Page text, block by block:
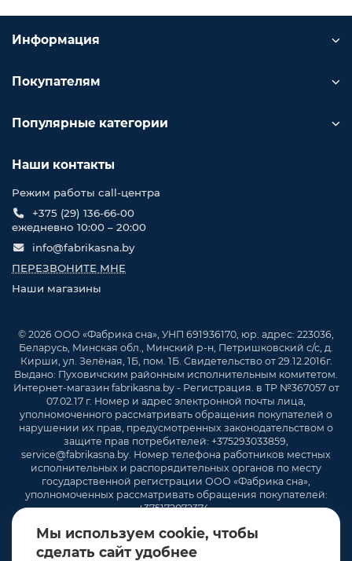
Мы используем cookie, чтобы
сделать сайт удобнее
Информация
Покупателям
Популярные категории
Наши контакты
Режим работы call-центра
+375 (29) 136-66-00
ежедневно 10:00 – 20:00
info@fabrikasna.by
ПЕРЕЗВОНИТЕ МНЕ
Наши магазины
© 2026 ООО «Фабрика сна», УНП 691936170, юр. адрес: 223036,
Беларусь, Минская обл., Минский р-н, Петришковский с/с, д.
Кирши, ул. Зелёная, 1Б, пом. 1Б. Свидетельство от 29.12.2016г.
Выдано: Пуховичским районным исполнительным комитетом.
Интернет-магазин fabrikasna.by - Регистрация. в ТР №367057 от
07.02.17 г. Номер и адрес электронной почты лица,
уполномоченного рассматривать обращения покупателей о
нарушении их прав, предусмотренных законодательством о
защите прав потребителей: +375293033859,
service@fabrikasna.by. Номер телефона работников местных
исполнительных и распорядительных органов по месту
государственной регистрации ООО «Фабрика сна»,
уполномоченных рассматривать обращения покупателей:
+375172072374 .